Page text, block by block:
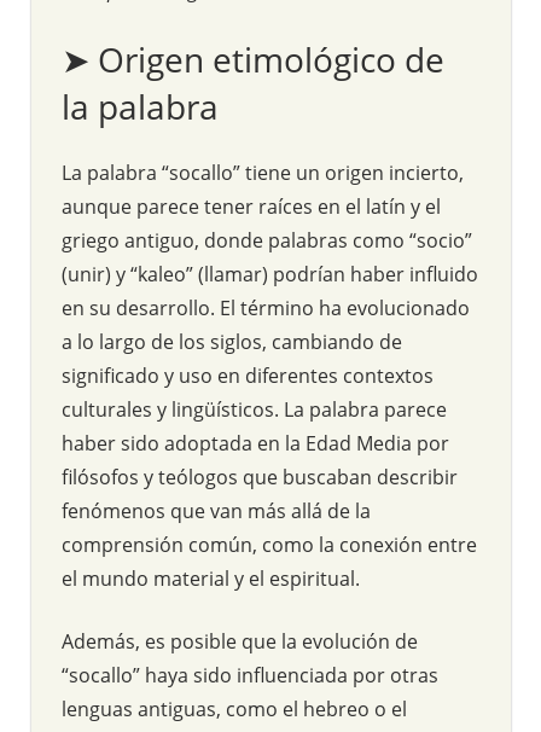
➤ Origen etimológico de
la palabra
La palabra “socallo” tiene un origen incierto,
aunque parece tener raíces en el latín y el
griego antiguo, donde palabras como “socio”
(unir) y “kaleo” (llamar) podrían haber influido
en su desarrollo. El término ha evolucionado
a lo largo de los siglos, cambiando de
significado y uso en diferentes contextos
culturales y lingüísticos. La palabra parece
haber sido adoptada en la Edad Media por
filósofos y teólogos que buscaban describir
fenómenos que van más allá de la
comprensión común, como la conexión entre
el mundo material y el espiritual.
Además, es posible que la evolución de
“socallo” haya sido influenciada por otras
lenguas antiguas, como el hebreo o el